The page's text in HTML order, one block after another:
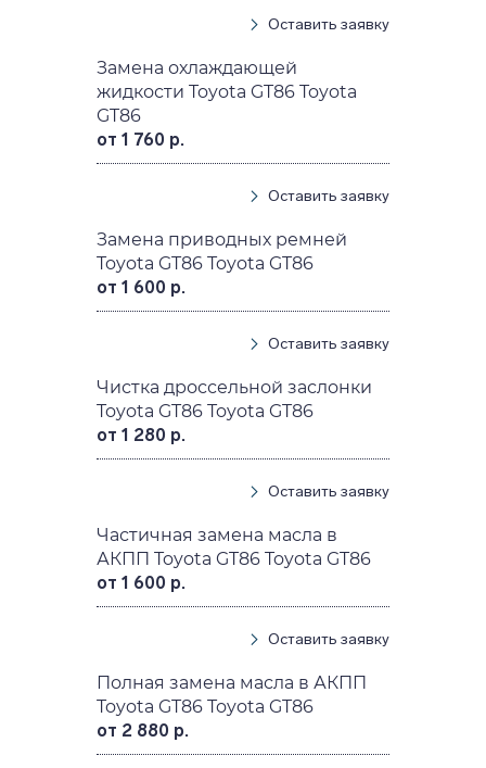
Оставить заявку
Замена охлаждающей
жидкости Toyota GT86 Toyota
GT86
от 1 760 р.
Оставить заявку
Замена приводных ремней
Toyota GT86 Toyota GT86
от 1 600 р.
Оставить заявку
Чистка дроссельной заслонки
Toyota GT86 Toyota GT86
от 1 280 р.
Оставить заявку
Частичная замена масла в
АКПП Toyota GT86 Toyota GT86
от 1 600 р.
Оставить заявку
Полная замена масла в АКПП
Toyota GT86 Toyota GT86
от 2 880 р.